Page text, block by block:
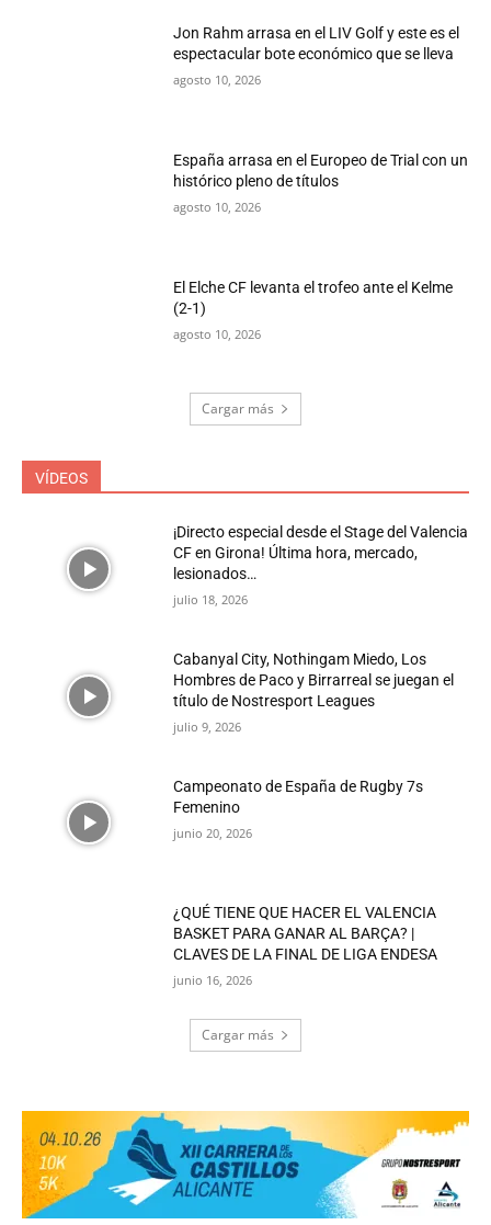
Jon Rahm arrasa en el LIV Golf y este es el
espectacular bote económico que se lleva
agosto 10, 2026
España arrasa en el Europeo de Trial con un
histórico pleno de títulos
agosto 10, 2026
El Elche CF levanta el trofeo ante el Kelme
(2-1)
agosto 10, 2026
Cargar más
VÍDEOS
¡Directo especial desde el Stage del Valencia
CF en Girona! Última hora, mercado,
lesionados…
julio 18, 2026
Cabanyal City, Nothingam Miedo, Los
Hombres de Paco y Birrarreal se juegan el
título de Nostresport Leagues
julio 9, 2026
Campeonato de España de Rugby 7s
Femenino
junio 20, 2026
¿QUÉ TIENE QUE HACER EL VALENCIA
BASKET PARA GANAR AL BARÇA? |
CLAVES DE LA FINAL DE LIGA ENDESA
junio 16, 2026
Cargar más